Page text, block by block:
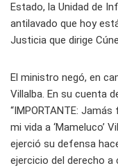
Estado, la Unidad de
antilavado que hoy
Justicia que dirige
El ministro negó, en
Villalba. En su cuenta
“IMPORTANTE:
mi vida a ‘Mameluco’
ejerció su defensa
ejercicio del derecho